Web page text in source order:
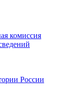
комиссия
России